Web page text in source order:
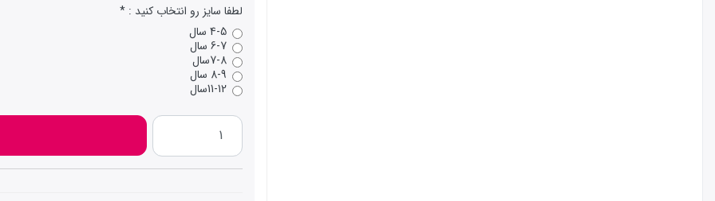
لطفا سایز رو انتخاب کنید :
4-5 سال
6-7 سال
7-8سال
8-9 سال
11-12سال